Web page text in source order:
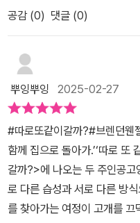
는 별빛의 밤으로 바뀌며 더 강
에 비친 자신들을 들여다보고
갑자기 툭 튀어나는 것처럼
위기가 바뀌지요.강아지 본은
세상을 바라보는 시선의 표현
을 담은 그림은 색연필로 날카
나가며 나무 밑에서 발견한 냄
이 아닌 상대의 생각에 대해
하고 행복해하네요.그들이 보
발견했어요.둘은 함께 가고
아하고, 곰을 깨우고 함께 도
그대로를 받아들인 본과 벨처
로 받아들일 수 있는 사람으로
한 느낌으로고양이는 그에 반
이 들더라구요.​나는 생각하지
눈썰미에 놀랍고 반성을 하게
게 아니었나?앞으로는 좀 더
었습니다.​서로 앙숙이라고 알
가는 이야기로 단조롭지만그
반대인 두 동물이 다른 듯 같
함께 바라보는 조화로움이있
가 바라로는 시각은그림도 다
다릅니다.그래서 더 재미있고
두 동물이 집에 도착했을때는
공감 (0) 댓글 (0)
뿌잉뿌잉 2025-02-27
#따로또같이갈까?#브렌던웬젤_
함께 집으로 돌아가.’‘따로 또 같이 자
갈까?>에 나오는 두 주인공고
로 다른 습성과 서로 다른 방
를 찾아가는 여정이 고개를 끄덕이게 합니다.